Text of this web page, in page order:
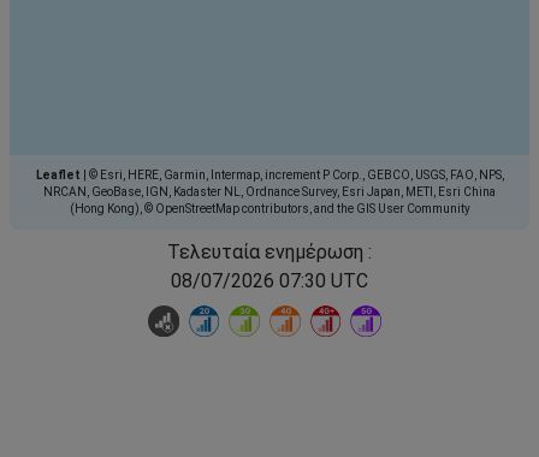
Leaflet
© Esri, HERE, Garmin, Intermap, increment P Corp., GEBCO, USGS, FAO, NPS,
NRCAN, GeoBase, IGN, Kadaster NL, Ordnance Survey, Esri Japan, METI, Esri China
(Hong Kong), © OpenStreetMap contributors, and the GIS User Community
Τελευταία ενημέρωση :
08/07/2026 07:30 UTC